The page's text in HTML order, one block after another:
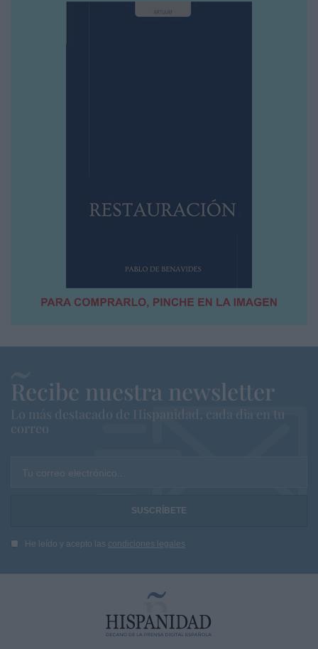
Recibe nuestra newsletter
Lo más destacado de Hispanidad, cada dia en tu
correo
Tu correo electrónico...
He leído y acepto las condiciones legales